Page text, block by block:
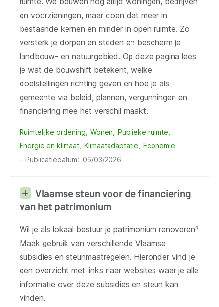
en voorzieningen, maar doen dat meer in
bestaande kernen en minder in open ruimte. Zo
versterk je dorpen en steden en bescherm je
landbouw- en natuurgebied. Op deze pagina lees
je wat de bouwshift betekent, welke
doelstellingen richting geven en hoe je als
gemeente via beleid, plannen, vergunningen en
financiering mee het verschil maakt.
Ruimtelijke ordening Wonen
Publieke ruimte
Energie en klimaat Klimaatadaptatie
Economie
Publicatiedatum
06/03/2026
Vlaamse steun voor de financiering
van het patrimonium
Wil je als lokaal bestuur je patrimonium renoveren?
Maak gebruik van verschillende Vlaamse
subsidies en steunmaatregelen. Hieronder vind je
een overzicht met links naar websites waar je alle
informatie over deze subsidies en steun kan
vinden.